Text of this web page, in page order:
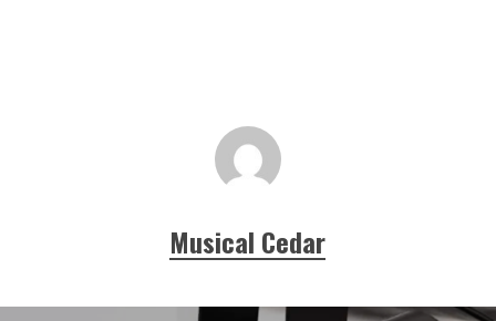
Musical Cedar